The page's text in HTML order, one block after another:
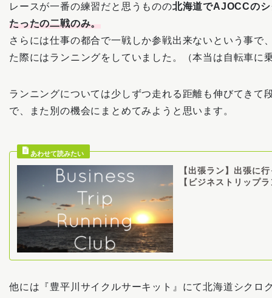
レースが一番の練習だと思うものの北海道でAJOCCの
たったの二戦のみ。
さらには仕事の都合で一戦しか参戦出来ないという事で
た際にはランニングをしていました。（本当は自転車に
ランニングについては少しずつ走れる距離も伸びてきて
で、また別の機会にまとめてみようと思います。
【出張ラン】出張に
【ビジネストリップ
他には『豊平川サイクルサーキット』にて北海道シクロ